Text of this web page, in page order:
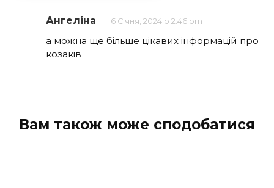
Ангеліна 6 Січня, 2024 о 2:46 pm
а можна ще більше цікавих інформацій про
козаків
Вам також може сподобатися